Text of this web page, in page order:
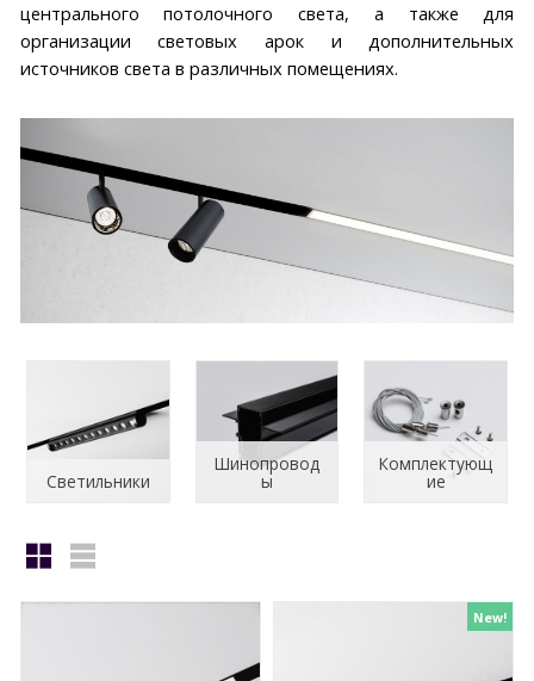
центрального потолочного света, а также для
организации световых арок и дополнительных
источников света в различных помещениях.
Светильники
Шинопровод
ы
Комплектующ
ие
New!